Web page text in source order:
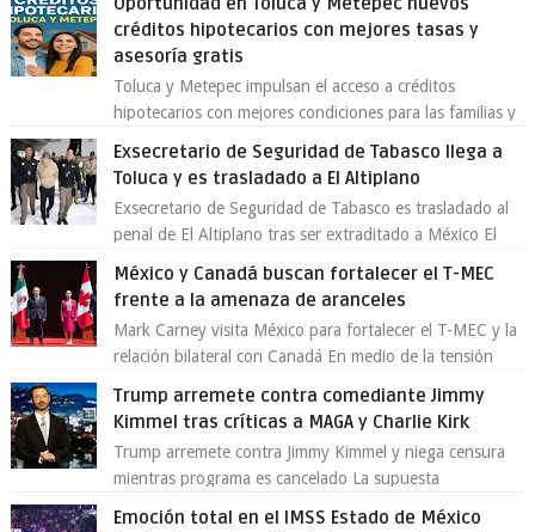
créditos hipotecarios con mejores tasas y
asesoría gratis
Toluca y Metepec impulsan el acceso a créditos
hipotecarios con mejores condiciones para las familias y
Exsecretario de Seguridad de Tabasco llega a
Toluca y es trasladado a El Altiplano
Exsecretario de Seguridad de Tabasco es trasladado al
penal de El Altiplano tras ser extraditado a México El
México y Canadá buscan fortalecer el T-MEC
frente a la amenaza de aranceles
Mark Carney visita México para fortalecer el T-MEC y la
relación bilateral con Canadá En medio de la tensión
Trump arremete contra comediante Jimmy
Kimmel tras críticas a MAGA y Charlie Kirk
Trump arremete contra Jimmy Kimmel y niega censura
mientras programa es cancelado La supuesta
Emoción total en el IMSS Estado de México